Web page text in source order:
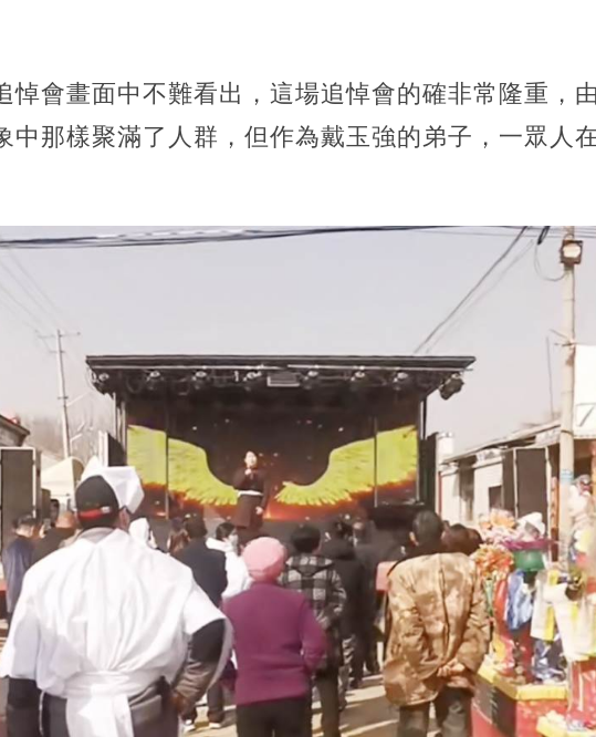
悼會畫面中不難看出，這場追悼會的確非常隆重，
中那樣聚滿了人群，但作為戴玉強的弟子，一眾人